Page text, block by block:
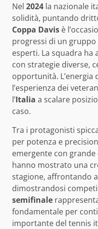
Nel 2024 la nazionale
solidità, puntando
Coppa Davis è
progressi di un
esperti. La squadra
con strategie diverse,
opportunità. L’energia
l’esperienza dei
l’Italia a scalare
caso.
Tra i protagonisti
per potenza e
emergente con
hanno mostrato una
stagione, affrontando
dimostrandosi
semifinale
fondamentale per
importante del tennis